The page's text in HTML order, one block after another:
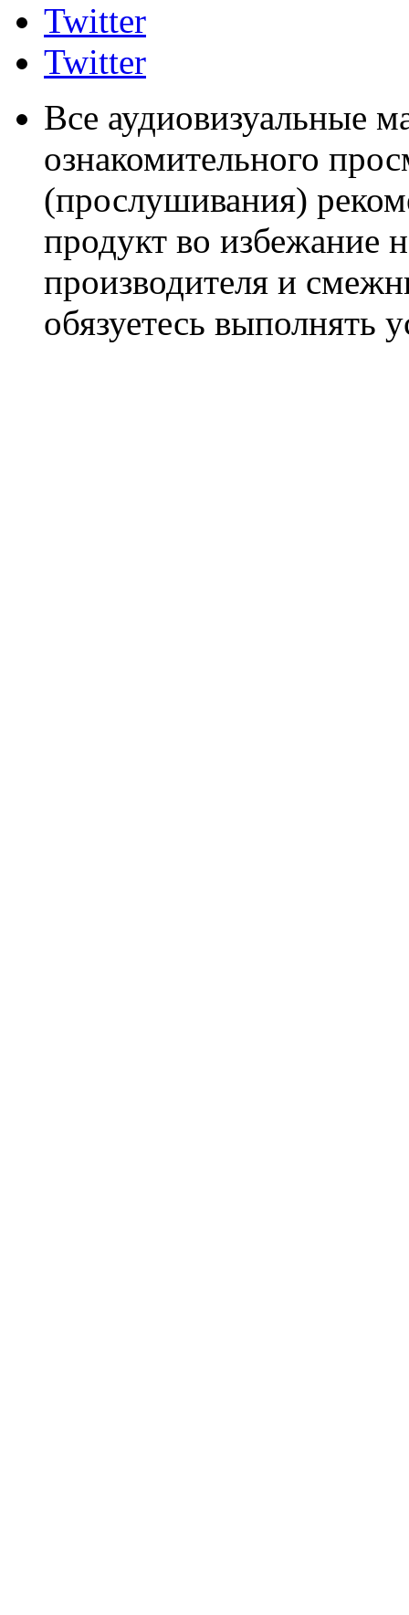
Twitter
Twitter
Все аудиовизуальные
ознакомительного
(прослушивания)
продукт во избежание
производителя и
обязуетесь выполнять